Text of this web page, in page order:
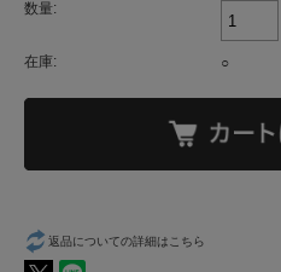
数量:
在庫: ○
返品についての詳細はこちら